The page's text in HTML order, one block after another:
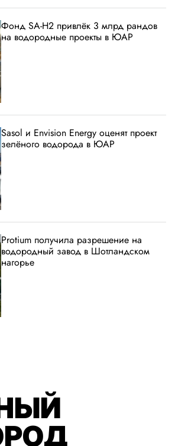
Фонд SA-H2 привлёк 3 млрд рандов
на водородные проекты в ЮАР
Sasol и Envision Energy оценят проект
зелёного водорода в ЮАР
Protium получила разрешение на
водородный завод в Шотландском
нагорье